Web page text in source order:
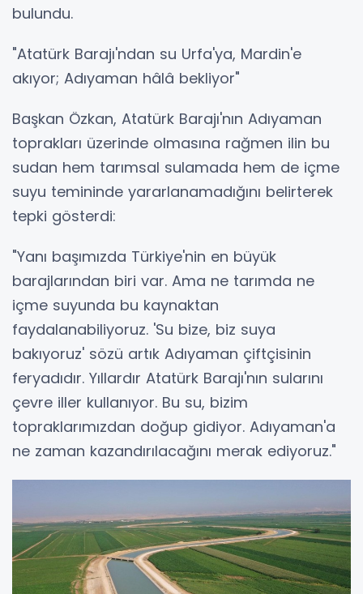
bulundu.
"Atatürk Barajı'ndan su Urfa'ya, Mardin'e
akıyor; Adıyaman hâlâ bekliyor"
Başkan Özkan, Atatürk Barajı'nın Adıyaman
toprakları üzerinde olmasına rağmen ilin bu
sudan hem tarımsal sulamada hem de içme
suyu temininde yararlanamadığını belirterek
tepki gösterdi:
"Yanı başımızda Türkiye'nin en büyük
barajlarından biri var. Ama ne tarımda ne
içme suyunda bu kaynaktan
faydalanabiliyoruz. 'Su bize, biz suya
bakıyoruz' sözü artık Adıyaman çiftçisinin
feryadıdır. Yıllardır Atatürk Barajı'nın sularını
çevre iller kullanıyor. Bu su, bizim
topraklarımızdan doğup gidiyor. Adıyaman'a
ne zaman kazandırılacağını merak ediyoruz."